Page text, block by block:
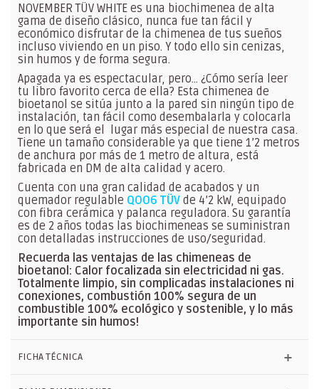
NOVEMBER TÜV WHITE es una biochimenea de alta
gama de diseño clásico, nunca fue tan fácil y
económico disfrutar de la chimenea de tus sueños
incluso viviendo en un piso. Y todo ello sin cenizas,
sin humos y de forma segura.
Apagada ya es espectacular, pero… ¿Cómo sería leer
tu libro favorito cerca de ella? Esta chimenea de
bioetanol se sitúa junto a la pared sin ningún tipo de
instalación, tan fácil como desembalarla y colocarla
en lo que será el lugar más especial de nuestra casa.
Tiene un tamaño considerable ya que tiene 1’2 metros
de anchura por más de 1 metro de altura, está
fabricada en DM de alta calidad y acero.
Cuenta con una gran calidad de acabados y un
quemador regulable QOO6 TÜV de 4’2 kW, equipado
con fibra cerámica y palanca reguladora. Su garantía
es de 2 años todas las biochimeneas se suministran
con detalladas instrucciones de uso/seguridad.
Recuerda las ventajas de las chimeneas de
bioetanol: Calor focalizada sin electricidad ni gas.
Totalmente limpio, sin complicadas instalaciones ni
conexiones, combustión 100% segura de un
combustible 100% ecológico y sostenible, y lo más
importante sin humos!
FICHA TÉCNICA